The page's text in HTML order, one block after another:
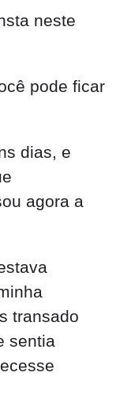
neste
pode ficar
dias, e
agora a
transado
sentia